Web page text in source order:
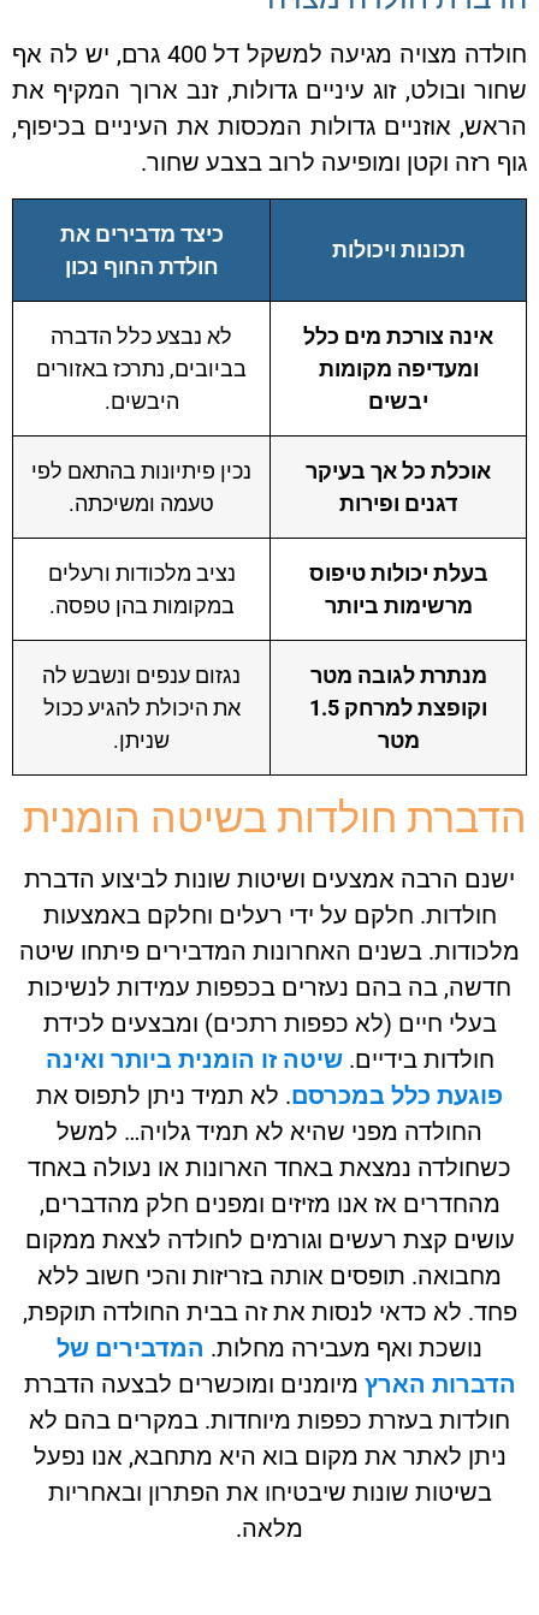
חולדה מצויה מגיעה למשקל דל 400 גרם, יש לה אף
ובולט, זוג עיניים גדולות, זנב ארוך המקיף את
אוזניים גדולות המכסות את העיניים בכיפוף,
רזה וקטן ומופיעה לרוב בצבע שחור.
תכונות ויכולות
כיצד מדבירים את
חולדת החוף נכון
אינה צורכת מים כלל
ומעדיפה מקומות
יבשים
לא נבצע כלל הדברה
בביובים, נתרכז באזורים
היבשים.
אוכלת כל אך בעיקר
דגנים ופירות
נכין פיתיונות בהתאם לפי
טעמה ומשיכתה.
בעלת יכולות טיפוס
מרשימות ביותר
נציב מלכודות ורעלים
במקומות בהן טפסה.
מנתרת לגובה מטר
וקופצת למרחק 1.5
מטר
נגזום ענפים ונשבש לה
את היכולת להגיע ככול
שניתן.
חולדות בשיטה הומנית
הרבה אמצעים ושיטות שונות לביצוע הדברת
חולדות. חלקם על ידי רעלים וחלקם באמצעות
בשנים האחרונות המדבירים פיתחו שיטה
בה בהם נעזרים בכפפות עמידות לנשיכות
בעלי חיים (לא כפפות רתכים) ומבצעים לכידת
חולדות בידיים.שיטה זו הומנית ביותר ואינה
פוגעת כלל במכרסם. לא תמיד ניתן לתפוס את
החולדה מפני שהיא לא תמיד גלויה… למשל
נמצאת באחד הארונות או נעולה באחד
מהחדרים אז אנו מזיזים ומפנים חלק מהדברים,
קצת רעשים וגורמים לחולדה לצאת ממקום
מחבואה. תופסים אותה בזריזות והכי חשוב ללא
לא כדאי לנסות את זה בבית החולדה תוקפת,
נושכת ואף מעבירה מחלות.המדבירים של
הארץמיומנים ומוכשרים לבצעה הדברת
בעזרת כפפות מיוחדות. במקרים בהם לא
לאתר את מקום בוא היא מתחבא, אנו נפעל
בשיטות שונות שיבטיחו את הפתרון ובאחריות
מלאה.